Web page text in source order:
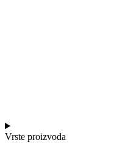
Vrste proizvoda